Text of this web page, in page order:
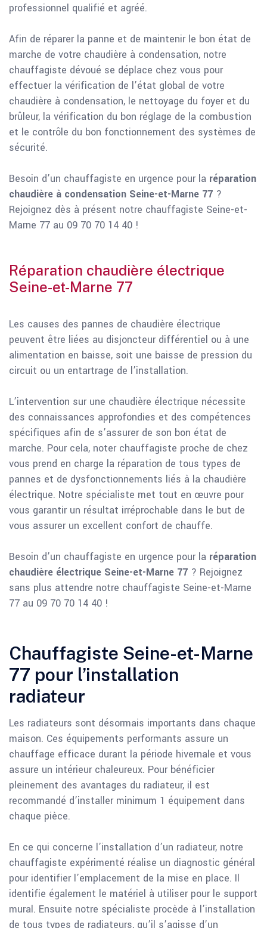
professionnel qualifié et agréé.
Afin de réparer la panne et de maintenir le bon état de
marche de votre chaudière à condensation, notre
chauffagiste dévoué se déplace chez vous pour
effectuer la vérification de l’état global de votre
chaudière à condensation, le nettoyage du foyer et du
brûleur, la vérification du bon réglage de la combustion
et le contrôle du bon fonctionnement des systèmes de
sécurité.
Besoin d’un chauffagiste en urgence pour la réparation
chaudière à condensation Seine-et-Marne 77 ?
Rejoignez dès à présent notre chauffagiste Seine-et-
Marne 77 au 09 70 70 14 40 !
Réparation chaudière électrique
Seine-et-Marne 77
Les causes des pannes de chaudière électrique
peuvent être liées au disjoncteur différentiel ou à une
alimentation en baisse, soit une baisse de pression du
circuit ou un entartrage de l’installation.
L’intervention sur une chaudière électrique nécessite
des connaissances approfondies et des compétences
spécifiques afin de s’assurer de son bon état de
marche. Pour cela, noter chauffagiste proche de chez
vous prend en charge la réparation de tous types de
pannes et de dysfonctionnements liés à la chaudière
électrique. Notre spécialiste met tout en œuvre pour
vous garantir un résultat irréprochable dans le but de
vous assurer un excellent confort de chauffe.
Besoin d’un chauffagiste en urgence pour la réparation
chaudière électrique Seine-et-Marne 77 ? Rejoignez
sans plus attendre notre chauffagiste Seine-et-Marne
77 au 09 70 70 14 40 !
Chauffagiste Seine-et-Marne
77 pour l’installation
radiateur
Les radiateurs sont désormais importants dans chaque
maison. Ces équipements performants assure un
chauffage efficace durant la période hivernale et vous
assure un intérieur chaleureux. Pour bénéficier
pleinement des avantages du radiateur, il est
recommandé d’installer minimum 1 équipement dans
chaque pièce.
En ce qui concerne l’installation d’un radiateur, notre
chauffagiste expérimenté réalise un diagnostic général
pour identifier l’emplacement de la mise en place. Il
identifie également le matériel à utiliser pour le support
mural. Ensuite notre spécialiste procède à l’installation
de tous types de radiateurs, qu’il s’agisse d’un